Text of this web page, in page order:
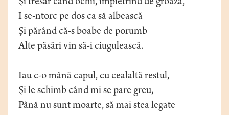
Şi tresar când ochii, împietrind de groază,
I se-ntorc pe dos ca să albească
Şi părând că-s boabe de porumb
Alte păsări vin să-i ciugulească.
Iau c-o mână capul, cu cealaltă restul,
Şi le schimb când mi se pare greu,
Până nu sunt moarte, să mai stea legate